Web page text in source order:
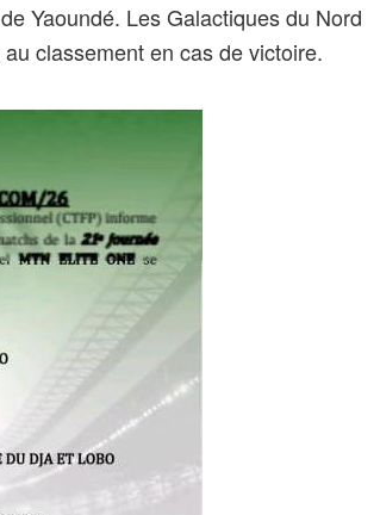
Yaoundé. Les Galactiques du Nord
classement en cas de victoire.